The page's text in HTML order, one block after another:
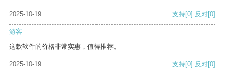
2025-10-19 支持[0] 反对[0]
游客
这款软件的价格非常实惠，值得推荐。
2025-10-19 支持[0] 反对[0]